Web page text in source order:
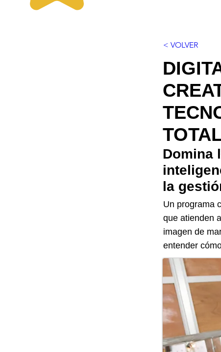
< VOLVER
Domina
la
Un programa
que atienden
imagen de
entender